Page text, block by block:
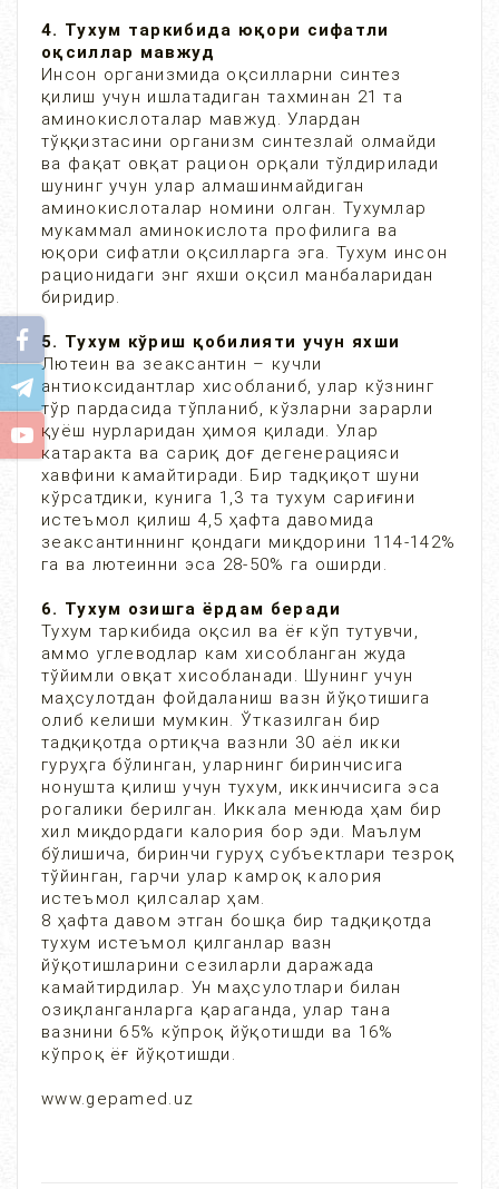
4. Тухум таркибида юқори сифатли
оқсиллар мавжуд
Инсон организмида оқсилларни синтез
қилиш учун ишлатадиган тахминан 21 та
аминокислоталар мавжуд. Улардан
тўққизтасини организм синтезлай олмайди
ва фақат овқат рацион орқали тўлдирилади
шунинг учун улар алмашинмайдиган
аминокислоталар номини олган. Тухумлар
мукаммал аминокислота профилига ва
юқори сифатли оқсилларга эга. Тухум инсон
рационидаги энг яхши оқсил манбаларидан
биридир.
5. Тухум кўриш қобилияти учун яхши
Лютеин ва зеаксантин – кучли
антиоксидантлар хисобланиб, улар кўзнинг
тўр пардасида тўпланиб, кўзларни зарарли
қуёш нурларидан ҳимоя қилади. Улар
катаракта ва сариқ доғ дегенерацияси
хавфини камайтиради. Бир тадқиқот шуни
кўрсатдики, кунига 1,3 та тухум сариғини
истеъмол қилиш 4,5 ҳафта давомида
зеаксантиннинг қондаги миқдорини 114-142%
га ва лютеинни эса 28-50% га оширди.
6. Тухум озишга ёрдам беради
Тухум таркибида оқсил ва ёғ кўп тутувчи,
аммо углеводлар кам хисобланган жуда
тўйимли овқат хисобланади. Шунинг учун
маҳсулотдан фойдаланиш вазн йўқотишига
олиб келиши мумкин. Ўтказилган бир
тадқиқотда ортиқча вазнли 30 аёл икки
гуруҳга бўлинган, уларнинг биринчисига
нонушта қилиш учун тухум, иккинчисига эса
рогалики берилган. Иккала менюда ҳам бир
хил миқдордаги калория бор эди. Маълум
бўлишича, биринчи гуруҳ субъектлари тезроқ
тўйинган, гарчи улар камроқ калория
истеъмол қилсалар ҳам.
8 ҳафта давом этган бошқа бир тадқиқотда
тухум истеъмол қилганлар вазн
йўқотишларини сезиларли даражада
камайтирдилар. Ун маҳсулотлари билан
озиқланганларга қараганда, улар тана
вазнини 65% кўпроқ йўқотишди ва 16%
кўпроқ ёғ йўқотишди.
www.gepamed.uz